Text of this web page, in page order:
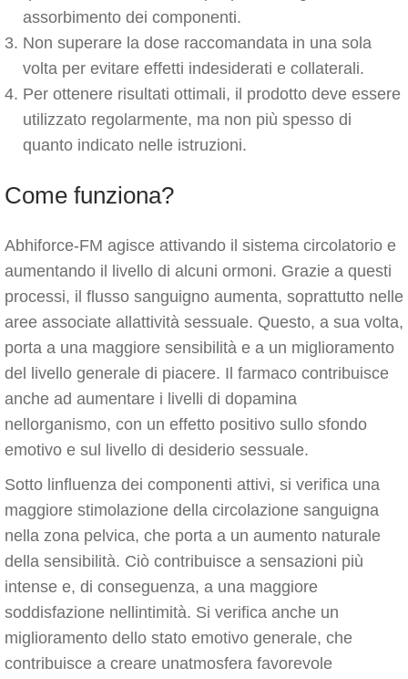
assorbimento dei componenti.
Non superare la dose raccomandata in una sola
volta per evitare effetti indesiderati e collaterali.
Per ottenere risultati ottimali, il prodotto deve essere
utilizzato regolarmente, ma non più spesso di
quanto indicato nelle istruzioni.
Come funziona?
Abhiforce-FM agisce attivando il sistema circolatorio e
aumentando il livello di alcuni ormoni. Grazie a questi
processi, il flusso sanguigno aumenta, soprattutto nelle
aree associate allattività sessuale. Questo, a sua volta,
porta a una maggiore sensibilità e a un miglioramento
del livello generale di piacere. Il farmaco contribuisce
anche ad aumentare i livelli di dopamina
nellorganismo, con un effetto positivo sullo sfondo
emotivo e sul livello di desiderio sessuale.
Sotto linfluenza dei componenti attivi, si verifica una
maggiore stimolazione della circolazione sanguigna
nella zona pelvica, che porta a un aumento naturale
della sensibilità. Ciò contribuisce a sensazioni più
intense e, di conseguenza, a una maggiore
soddisfazione nellintimità. Si verifica anche un
miglioramento dello stato emotivo generale, che
contribuisce a creare unatmosfera favorevole